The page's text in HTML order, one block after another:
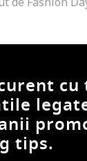
cu
tips.